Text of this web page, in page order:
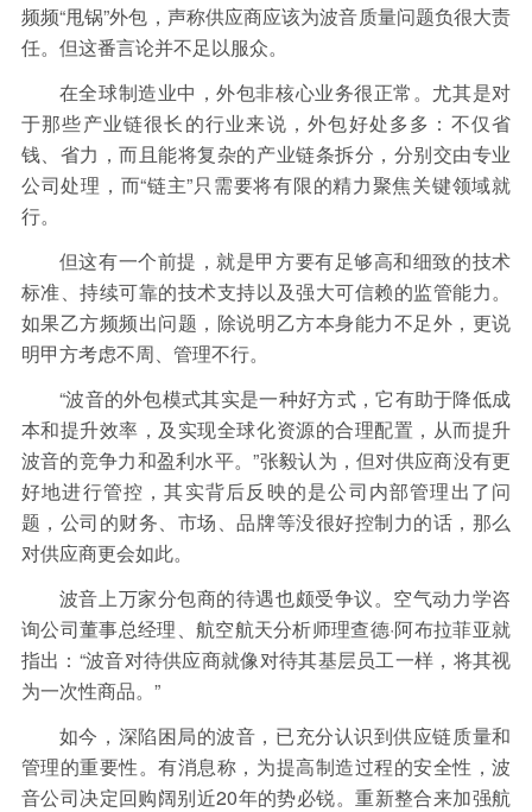
频频“甩锅”外包，声称供应商应该为波音质量问题负很大责
任。但这番言论并不足以服众。
在全球制造业中，外包非核心业务很正常。尤其是对
于那些产业链很长的行业来说，外包好处多多：不仅省
钱、省力，而且能将复杂的产业链条拆分，分别交由专业
公司处理，而“链主”只需要将有限的精力聚焦关键领域就
行。
但这有一个前提，就是甲方要有足够高和细致的技术
标准、持续可靠的技术支持以及强大可信赖的监管能力。
如果乙方频频出问题，除说明乙方本身能力不足外，更说
明甲方考虑不周、管理不行。
“波音的外包模式其实是一种好方式，它有助于降低成
本和提升效率，及实现全球化资源的合理配置，从而提升
波音的竞争力和盈利水平。”张毅认为，但对供应商没有更
好地进行管控，其实背后反映的是公司内部管理出了问
题，公司的财务、市场、品牌等没很好控制力的话，那么
对供应商更会如此。
波音上万家分包商的待遇也颇受争议。空气动力学咨
询公司董事总经理、航空航天分析师理查德·阿布拉菲亚就
指出：“波音对待供应商就像对待其基层员工一样，将其视
为一次性商品。”
如今，深陷困局的波音，已充分认识到供应链质量和
管理的重要性。有消息称，为提高制造过程的安全性，波
音公司决定回购阔别近20年的势必锐。重新整合来加强航